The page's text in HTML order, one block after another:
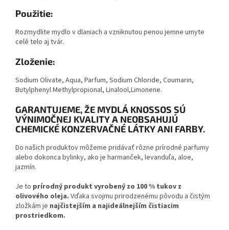
Použitie:
Rozmydlite mydlo v dlaniach a vzniknutou penou jemne umyte
celé telo aj tvár.
Zloženie:
Sodium Olivate, Aqua, Parfum, Sodium Chloride, Coumarin,
Butylphenyl Methylpropional, Linalool,Limonene.
GARANTUJEME, ŽE MYDLÁ KNOSSOS SÚ
VÝNIMOČNEJ KVALITY A NEOBSAHUJÚ
CHEMICKÉ KONZERVAČNÉ LÁTKY ANI FARBY.
Do našich produktov môžeme pridávať rôzne prírodné parfumy
alebo dokonca bylinky, ako je harmanček, levanduľa, aloe,
jazmín.
Je to prírodný produkt vyrobený zo 100 % tukov z
olivového oleja. Vďaka svojmu prirodzenému pôvodu a čistým
zložkám je najčistejším a najideálnejším čistiacim
prostriedkom.